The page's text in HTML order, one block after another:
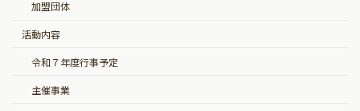
加盟団体
活動内容
令和７年度行事予定
主催事業